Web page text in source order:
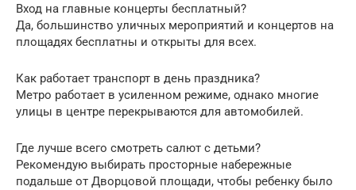
Вход на главные концерты бесплатный?
Да, большинство уличных мероприятий и концертов на
площадях бесплатны и открыты для всех.
Как работает транспорт в день праздника?
Метро работает в усиленном режиме, однако многие
улицы в центре перекрываются для автомобилей.
Где лучше всего смотреть салют с детьми?
Рекомендую выбирать просторные набережные
подальше от Дворцовой площади, чтобы ребенку было